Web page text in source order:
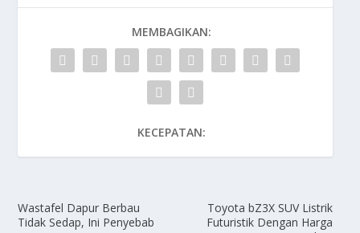
MEMBAGIKAN:
KECEPATAN:
Wastafel Dapur Berbau
Tidak Sedap, Ini Penyebab
Toyota bZ3X SUV Listrik
Futuristik Dengan Harga